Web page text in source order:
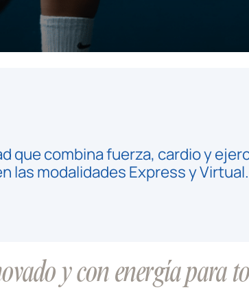
que combina fuerza, cardio y
las modalidades Express y Virtual.
y con energía para